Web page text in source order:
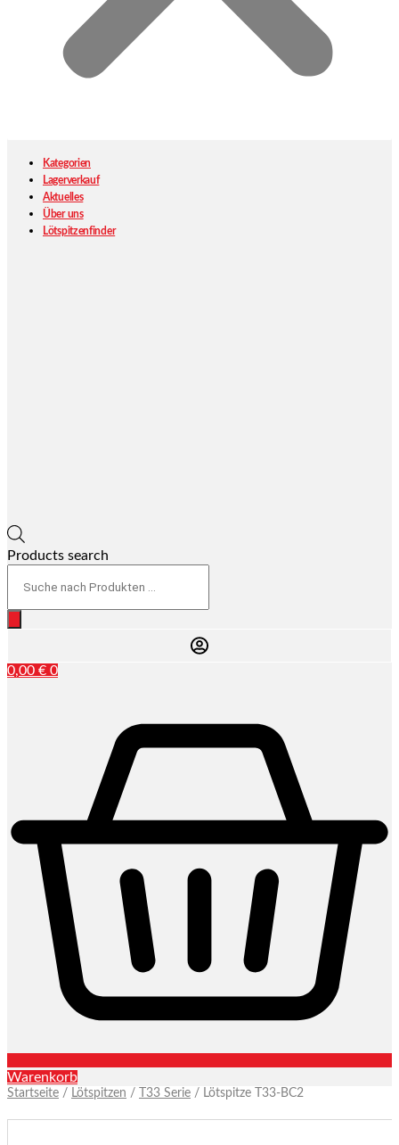
Kategorien
Lagerverkauf
Aktuelles
Über uns
Lötspitzenfinder
Products search
0,00 € 0
Warenkorb
Startseite / Lötspitzen / T33 Serie / Lötspitze T33-BC2